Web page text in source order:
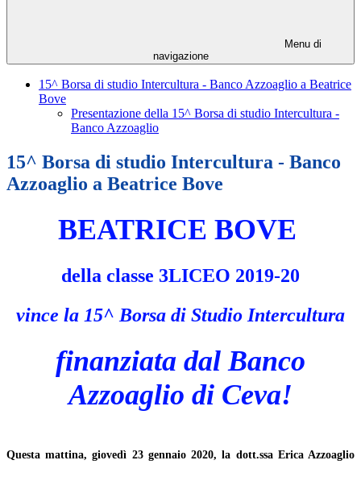
Menu di
navigazione
15^ Borsa di studio Intercultura - Banco Azzoaglio a Beatrice
Bove
Presentazione della 15^ Borsa di studio Intercultura -
Banco Azzoaglio
15^ Borsa di studio Intercultura - Banco
Azzoaglio a Beatrice Bove
BEATRICE BOVE
della classe 3LICEO 2019-20
vince la 15^ Borsa di Studio Intercultura
finanziata dal Banco
Azzoaglio di Ceva!
Questa mattina, giovedì 23 gennaio 2020, la dott.ssa Erica Azzoaglio